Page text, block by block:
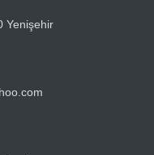
Yenişehir